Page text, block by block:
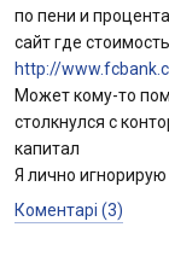
по пени и
сайт где
http://
Может кому-то
столкнулся с
капитал
Я лично игнорирую
Коментарі (3)